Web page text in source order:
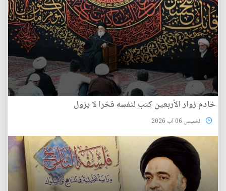
خادم زوار الأربعين كتب لنفسه فخرا لا يزول
الخميس 06 آب 2026